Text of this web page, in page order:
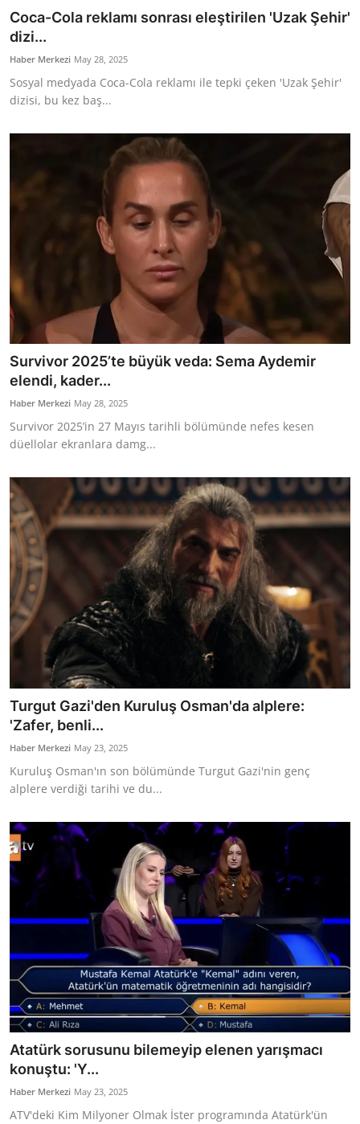
Coca-Cola reklamı sonrası eleştirilen 'Uzak Şehir'
dizi...
Haber Merkezi May 28, 2025
Sosyal medyada Coca-Cola reklamı ile tepki çeken 'Uzak Şehir'
dizisi, bu kez baş...
Survivor 2025’te büyük veda: Sema Aydemir
elendi, kader...
Haber Merkezi May 28, 2025
Survivor 2025’in 27 Mayıs tarihli bölümünde nefes kesen
düellolar ekranlara damg...
Turgut Gazi'den Kuruluş Osman'da alplere:
'Zafer, benli...
Haber Merkezi May 23, 2025
Kuruluş Osman'ın son bölümünde Turgut Gazi'nin genç
alplere verdiği tarihi ve du...
Atatürk sorusunu bilemeyip elenen yarışmacı
konuştu: 'Y...
Haber Merkezi May 23, 2025
ATV'deki Kim Milyoner Olmak İster programında Atatürk'ün